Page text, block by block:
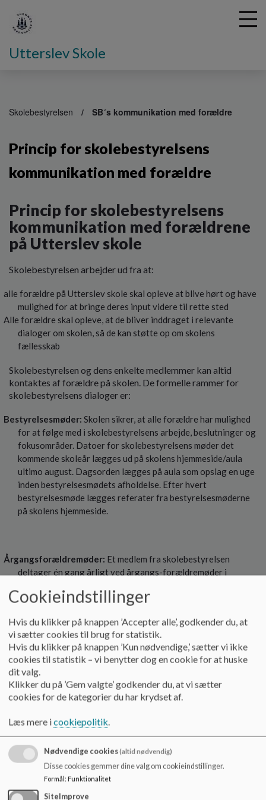
d
Utterslev Skole
Skolebestyrelsen SB´s kommunikation med forældre
Princip for skolebestyrelsens
kommunikation med forældre
Princip for skolebestyrelsens
kommunikation med forældrene
på Utterslev skole
Skolebestyrelsen arbejder ud fra at:
alle forældre på Utterslev skole skal opleve at blive hørt og have
mulighed for at bringe deres input videre til rette sted
Alle forældre skal opleve, at de bliver inddraget i relevante
dialoger om skolen, så de kan støtte op om skolens
fællesskab
Skolebestyrelsen og dens enkelte medlemmer kan altid
kontaktes af forældre på skolen. De formelle rammer for
skolebestyrelsens dialoger er:
Bestyrelsesmøder: Skolen sikrer, at alle forældre har mulighed
for at følge med i skolebestyrelsens arbejde, beslutninger og
fokusområder. Datoer for skolebestyrelsens møder det
kommende skoleår lægges ud på skolens hjemmeside/aula
ultimo august. Dagsorden lægges på aula som opslag en uge
inden bestyrelsesmødets afholdelse. Efter hvert
bestyrelsesmøde lægges referater fra bestyrelsesmøderne
på skolens hjemmeside.
Årgangsforældremøder: Et medlem fra skolebestyrelsen
deltager én gang årligt ved årgangs-forældremøder i
vejleder om kommunikation med bestyrelsen. Ved øvrige
hvorvidt skolebestyrelsen skal deltage for at informere om
det aktuelle arbejde og fokus i bestyrelsen.
Kontaktforældrenes kontakt med skolebestyrelsens
medlemmer: Der udvælges i hver klasse to kontaktforældre
skolebestyrelsen. Skolebestyrelsesmedlemmerne kan f.eks.
deltage i mødeaktiviteter, der har til formål at afdække
problemstillingerne og hjælpe gode løsninger på vej i
samarbejde med skoleledelsen.
Cookieindstillinger
Hvis du klikker på knappen ’Accepter alle’, godkender du, at
vi sætter cookies til brug for statistik.
Hvis du klikker på knappen ’Kun nødvendige,’ sætter vi ikke
cookies til statistik – vi benytter dog en cookie for at huske
dit valg.
Klikker du på ’Gem valgte’ godkender du, at vi sætter
cookies for de kategorier du har krydset af.
Læs mere icookiepolitik.
Nødvendige cookies(altid nødvendig)
Disse cookies gemmer dine valg om cookieindstillinger.
Formål: Funktionalitet
SiteImprove